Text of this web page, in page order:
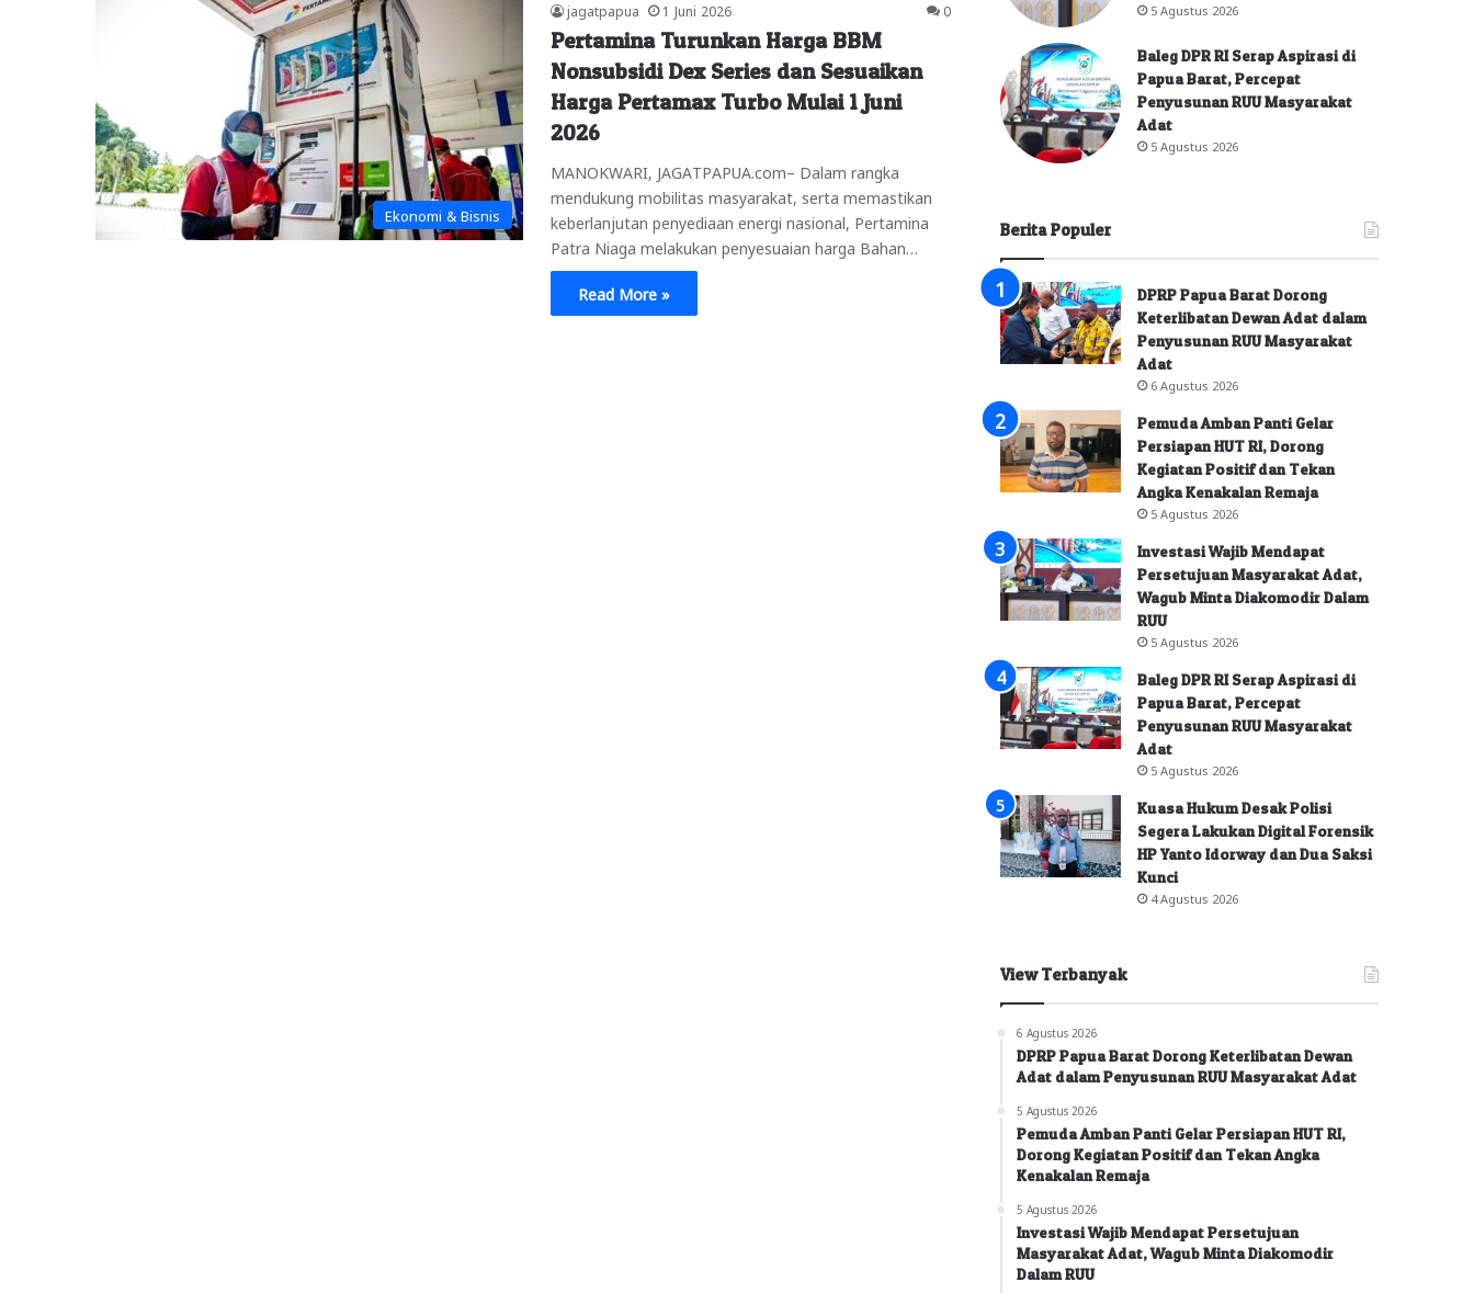
Ekonomi & Bisnis
jagatpapua 1 Juni 2026 0
Pertamina Turunkan Harga BBM
Nonsubsidi Dex Series dan Sesuaikan
Harga Pertamax Turbo Mulai 1 Juni
2026
MANOKWARI, JAGATPAPUA.com– Dalam rangka
mendukung mobilitas masyarakat, serta memastikan
keberlanjutan penyediaan energi nasional, Pertamina
Patra Niaga melakukan penyesuaian harga Bahan…
Read More »
5 Agustus 2026
Baleg DPR RI Serap Aspirasi di
Papua Barat, Percepat
Penyusunan RUU Masyarakat
Adat
5 Agustus 2026
Berita Populer
DPRP Papua Barat Dorong
Keterlibatan Dewan Adat dalam
Penyusunan RUU Masyarakat
Adat
6 Agustus 2026
Pemuda Amban Panti Gelar
Persiapan HUT RI, Dorong
Kegiatan Positif dan Tekan
Angka Kenakalan Remaja
5 Agustus 2026
Investasi Wajib Mendapat
Persetujuan Masyarakat Adat,
Wagub Minta Diakomodir Dalam
RUU
5 Agustus 2026
Baleg DPR RI Serap Aspirasi di
Papua Barat, Percepat
Penyusunan RUU Masyarakat
Adat
5 Agustus 2026
Kuasa Hukum Desak Polisi
Segera Lakukan Digital Forensik
HP Yanto Idorway dan Dua Saksi
Kunci
4 Agustus 2026
View Terbanyak
6 Agustus 2026
DPRP Papua Barat Dorong Keterlibatan Dewan
Adat dalam Penyusunan RUU Masyarakat Adat
5 Agustus 2026
Pemuda Amban Panti Gelar Persiapan HUT RI,
Dorong Kegiatan Positif dan Tekan Angka
Kenakalan Remaja
5 Agustus 2026
Investasi Wajib Mendapat Persetujuan
Masyarakat Adat, Wagub Minta Diakomodir
Dalam RUU